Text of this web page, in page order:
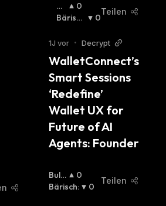
Bu
Llis
0
Bärisch
0
Teilen
1J vor • Decrypt
WalletConnect’s
Smart Sessions
‘Redefine’
Wallet UX for
Future of AI
Agents: Founder
Bulli
Sch:
0
Bärisch: 0
Teilen